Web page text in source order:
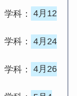
科：
4月12
科：
4月24
：
4月26